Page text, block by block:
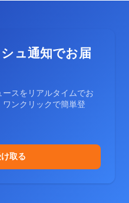
ュ通知でお届
スをリアルタイムでお
ンクリックで簡単登
取る